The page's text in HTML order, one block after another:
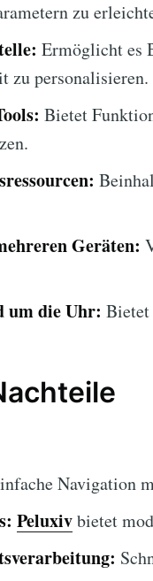
zu
Ermöglicht es
zu personalisieren.
Bietet
Geräten:
um die Uhr: Bietet
Navigation
Peluxivbietet